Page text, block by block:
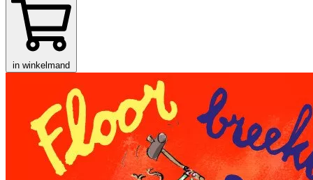
in winkelmand